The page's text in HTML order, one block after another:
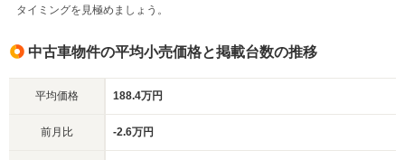
タイミングを見極めましょう。
中古車物件の平均小売価格と掲載台数の推移
平均価格 188.4万円
前月比 -2.6万円